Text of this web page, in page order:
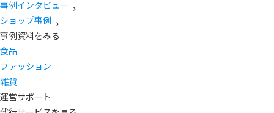
事例インタビュー
ショップ事例
事例資料をみる
食品
ファッション
雑貨
運営サポート